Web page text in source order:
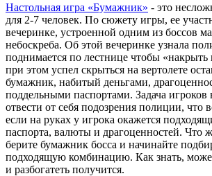
Настольная игра «Бумажник» - это
для 2-7 человек. По сюжету игры, ее
вечеринке, устроенной одним из боссов
небоскреба. Об этой вечеринке узнала
поднимается по лестнице чтобы
при этом успел скрыться на вертолете
бумажник, набитый деньгами,
поддельными паспортами. Задача игроков
отвести от себя подозрения полиции, что
если на руках у игрока окажется
паспорта, валюты и драгоценностей. Что
берите бумажник босса и начинайте
подходящую комбинацию. Как знать,
и разбогатеть получится.